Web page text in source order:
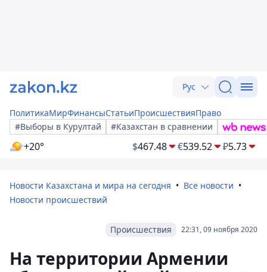
Рус
ПолитикаМирФинансыСтатьиПроисшествияПраво
#Выборы в Курултай
#Казахстан в сравнении
+20° $467.48 €539.52 ₽5.73
Новости Казахстана и мира на сегодня
Все новости
Новости происшествий
22:31, 09 ноября 2020
Происшествия
На территории Армении